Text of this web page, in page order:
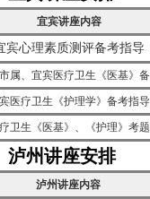
宜宾讲座内容
宾心理素质测评备考指导
属、宜宾医疗卫生《医基》
医疗卫生《护理学》备考指导
卫生《医基》、《护理》考
泸州讲座安排
泸州讲座内容